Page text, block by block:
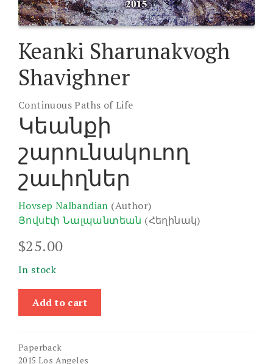
Keanki Sharunakvogh
Shavighner
Continuous Paths of Life
Կեանքի
շարունակուող
շաւիղներ
Hovsep Nalbandian (Author)
Յովսէփ Նալպանտեան (Հեղինակ)
$25.00
In stock
Keanki
Sharunakvogh
Add to cart
Paperback
2015 Los Angeles